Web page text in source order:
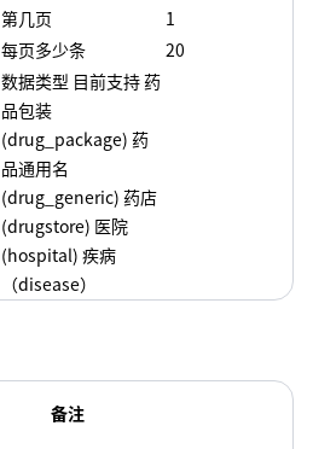
第几页
1
每页多少条 20
数据类型 目前支持 药
品包装
(drug_package) 药
品通用名
(drug_generic) 药店
(drugstore) 医院
(hospital) 疾病
（disease）
备注